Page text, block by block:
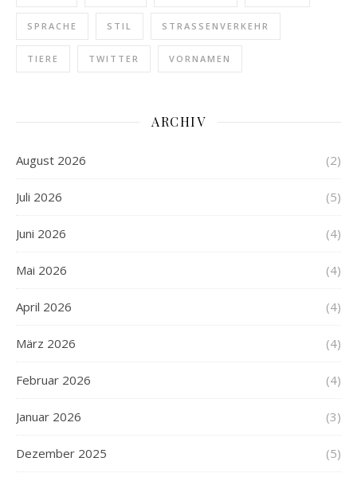
SPRACHE STIL STRASSENVERKEHR
TIERE TWITTER VORNAMEN
ARCHIV
August 2026 (2)
Juli 2026 (5)
Juni 2026 (4)
Mai 2026 (4)
April 2026 (4)
März 2026 (4)
Februar 2026 (4)
Januar 2026 (3)
Dezember 2025 (5)